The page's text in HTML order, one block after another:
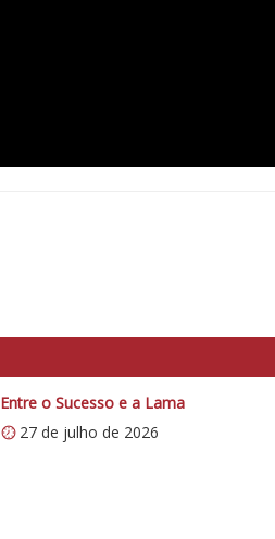
Entre o Sucesso e a Lama
27 de julho de 2026